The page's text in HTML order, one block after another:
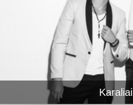
Karaliai